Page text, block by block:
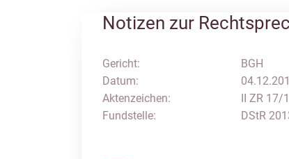
Notizen zur
Gericht:
Datum:
Aktenzeichen:
Fundstelle:
BGH
II ZR 17/
DStR